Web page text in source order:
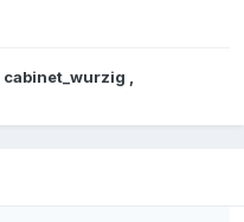
cabinet_wurzig